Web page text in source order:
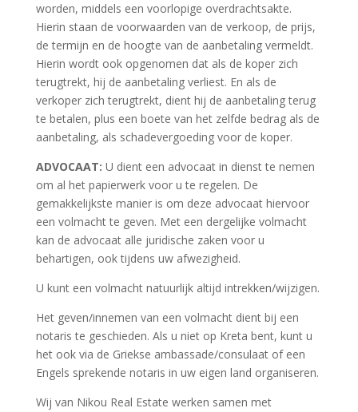
worden, middels een voorlopige overdrachtsakte.
Hierin staan de voorwaarden van de verkoop, de prijs,
de termijn en de hoogte van de aanbetaling vermeldt.
Hierin wordt ook opgenomen dat als de koper zich
terugtrekt, hij de aanbetaling verliest. En als de
verkoper zich terugtrekt, dient hij de aanbetaling terug
te betalen, plus een boete van het zelfde bedrag als de
aanbetaling, als schadevergoeding voor de koper.
ADVOCAAT: U dient een advocaat in dienst te nemen
om al het papierwerk voor u te regelen. De
gemakkelijkste manier is om deze advocaat hiervoor
een volmacht te geven. Met een dergelijke volmacht
kan de advocaat alle juridische zaken voor u
behartigen, ook tijdens uw afwezigheid.
U kunt een volmacht natuurlijk altijd intrekken/wijzigen.
Het geven/innemen van een volmacht dient bij een
notaris te geschieden. Als u niet op Kreta bent, kunt u
het ook via de Griekse ambassade/consulaat of een
Engels sprekende notaris in uw eigen land organiseren.
Wij van Nikou Real Estate werken samen met